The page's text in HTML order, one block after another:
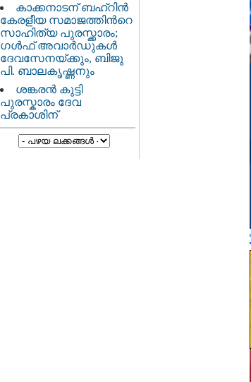
കാക്കനാടന് ബഹ്റിന്‍
കേരളീയ സമാജത്തിന്‍റെ
സാഹിത്യ പുരസ്ക്കാരം;
ഗള്‍ഫ് അവാര്‍ഡുകള്‍
ദേവസേനയ്ക്കും, ബിജു
പി. ബാലകൃഷ്ണനും
ശങ്കരന്‍ കുട്ടി
പുരസ്കാരം ദേവ
പ്രകാശിന്